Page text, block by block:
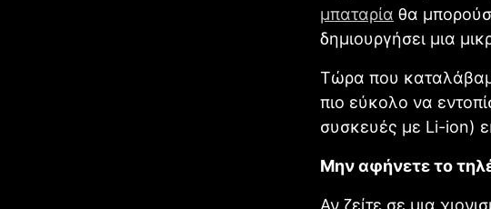
μπαταρία θα
δημιουργήσει μια
Τώρα που
πιο εύκολο να
συσκευές με Li-ion)
Μην αφήνετε το